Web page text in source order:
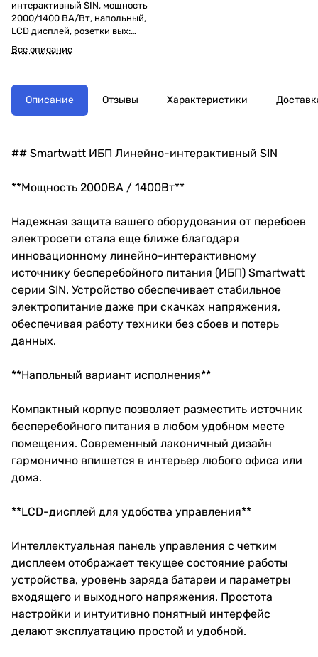
интерактивный SIN, мощность
2000/1400 ВА/Вт, напольный,
LCD дисплей, розетки вых:
Shuko CEE7/4-3шт., IEC C13-3
шт.
Все описание
Описание Отзывы Характеристики
## Smartwatt ИБП Линейно-интерактивный SIN
**Мощность 2000ВА / 1400Вт**
Надежная защита вашего оборудования от перебоев
электросети стала еще ближе благодаря
инновационному линейно-интерактивному
источнику бесперебойного питания (ИБП) Smartwatt
серии SIN. Устройство обеспечивает стабильное
электропитание даже при скачках напряжения,
обеспечивая работу техники без сбоев и потерь
данных.
**Напольный вариант исполнения**
Компактный корпус позволяет разместить источник
бесперебойного питания в любом удобном месте
помещения. Современный лаконичный дизайн
гармонично впишется в интерьер любого офиса или
дома.
**LCD-дисплей для удобства управления**
Интеллектуальная панель управления с четким
дисплеем отображает текущее состояние работы
устройства, уровень заряда батареи и параметры
входящего и выходного напряжения. Простота
настройки и интуитивно понятный интерфейс
делают эксплуатацию простой и удобной.